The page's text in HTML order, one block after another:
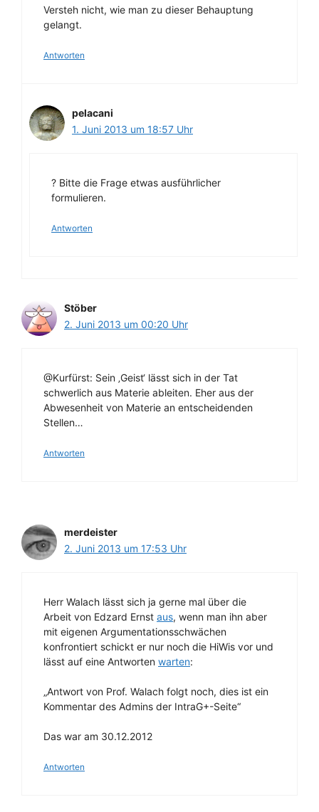
Versteh nicht, wie man zu dieser Behauptung
gelangt.
Antworten
pelacani
1. Juni 2013 um 18:57 Uhr
? Bitte die Frage etwas ausführlicher
formulieren.
Antworten
Stöber
2. Juni 2013 um 00:20 Uhr
@Kurfürst: Sein ‚Geist‘ lässt sich in der Tat
schwerlich aus Materie ableiten. Eher aus der
Abwesenheit von Materie an entscheidenden
Stellen…
Antworten
merdeister
2. Juni 2013 um 17:53 Uhr
Herr Walach lässt sich ja gerne mal über die
Arbeit von Edzard Ernst aus, wenn man ihn aber
mit eigenen Argumentationsschwächen
konfrontiert schickt er nur noch die HiWis vor und
lässt auf eine Antworten warten:
„Antwort von Prof. Walach folgt noch, dies ist ein
Kommentar des Admins der IntraG+-Seite“
Das war am 30.12.2012
Antworten